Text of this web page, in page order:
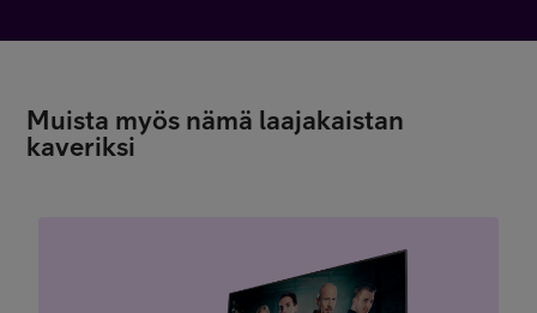
Muista myös nämä laajakaistan
kaveriksi